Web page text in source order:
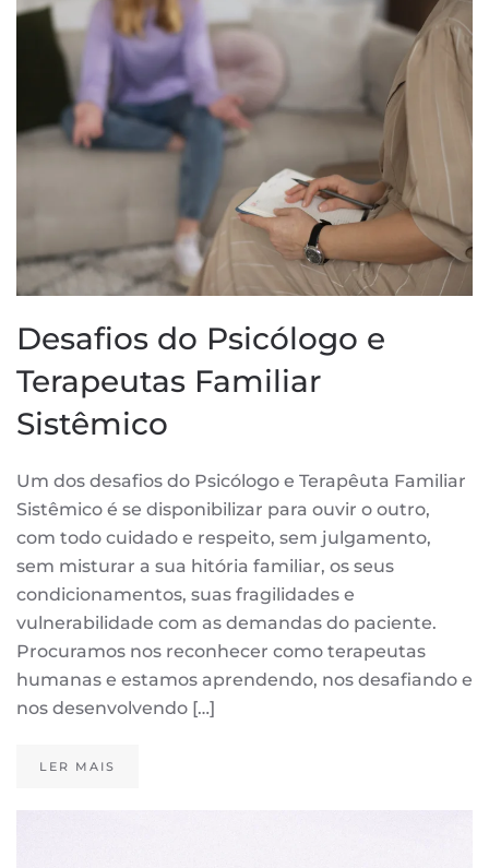
Desafios do Psicólogo e
Terapeutas Familiar
Sistêmico
Um dos desafios do Psicólogo e Terapêuta Familiar
Sistêmico é se disponibilizar para ouvir o outro,
com todo cuidado e respeito, sem julgamento,
sem misturar a sua hitória familiar, os seus
condicionamentos, suas fragilidades e
vulnerabilidade com as demandas do paciente.
Procuramos nos reconhecer como terapeutas
humanas e estamos aprendendo, nos desafiando e
nos desenvolvendo […]
LER MAIS